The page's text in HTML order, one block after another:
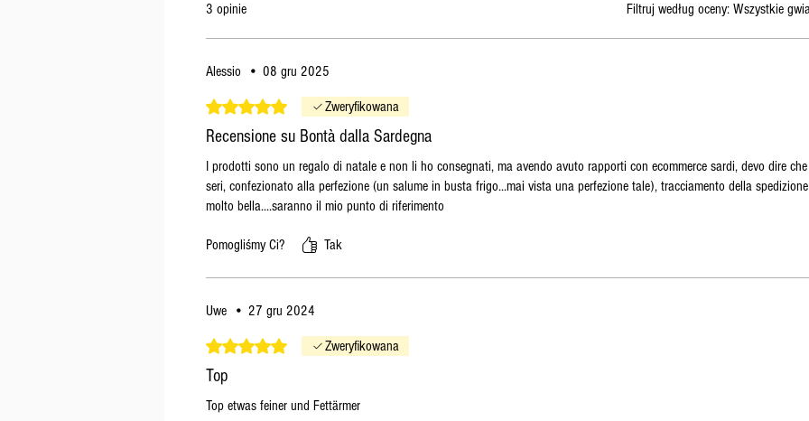
3 opinie Filtruj według oceny: Wszystkie
Alessio • 08 gru 2025
Oceniono na 5 z 5 gwiazdek.
Zweryfikowana
Recensione su Bontà dalla Sardegna
I prodotti sono un regalo di natale e non li ho consegnati, ma avendo avuto rapporti con ecommerce sardi, devo dire
seri, confezionato alla perfezione (un salume in busta frigo...mai vista una perfezione tale), tracciamento della
molto bella....saranno il mio punto di riferimento
Pomogliśmy Ci? Tak
Uwe • 27 gru 2024
Oceniono na 5 z 5 gwiazdek.
Zweryfikowana
Top
Top etwas feiner und Fettärmer